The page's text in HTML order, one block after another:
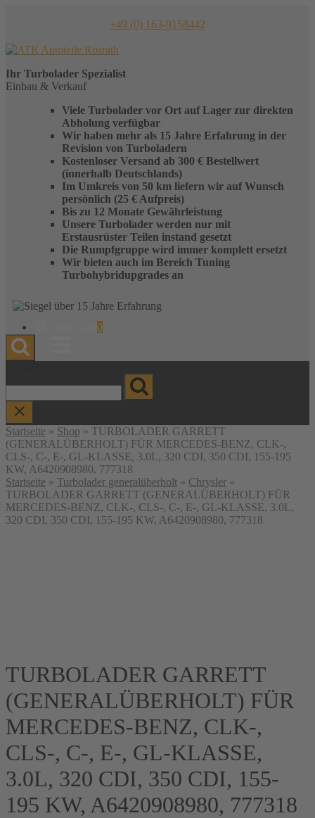
+49 (0) 163-9158442
Ihr Turbolader Spezialist
Einbau & Verkauf
Viele Turbolader vor Ort auf Lager zur direkten
Abholung verfügbar
Wir haben mehr als 15 Jahre Erfahrung in der
Revision von Turboladern
Kostenloser Versand ab 300 € Bestellwert
(innerhalb Deutschlands)
Im Umkreis von 50 km liefern wir auf Wunsch
persönlich (25 € Aufpreis)
Bis zu 12 Monate Gewährleistung
Unsere Turbolader werden nur mit
Erstausrüster Teilen instand gesetzt
Die Rumpfgruppe wird immer komplett ersetzt
Wir bieten auch im Bereich Tuning
Turbohybridupgrades an
anzeigen
0
Startseite » Shop » TURBOLADER GARRETT
(GENERALÜBERHOLT) FÜR MERCEDES-BENZ, CLK-,
CLS-, C-, E-, GL-KLASSE, 3.0L, 320 CDI, 350 CDI, 155-195
KW, A6420908980, 777318
Startseite » Turbolader generalüberholt » Chrysler »
TURBOLADER GARRETT (GENERALÜBERHOLT) FÜR
MERCEDES-BENZ, CLK-, CLS-, C-, E-, GL-KLASSE, 3.0L,
320 CDI, 350 CDI, 155-195 KW, A6420908980, 777318
TURBOLADER GARRETT
(GENERALÜBERHOLT) FÜR
MERCEDES-BENZ, CLK-,
CLS-, C-, E-, GL-KLASSE,
3.0L, 320 CDI, 350 CDI, 155-
195 KW, A6420908980, 777318